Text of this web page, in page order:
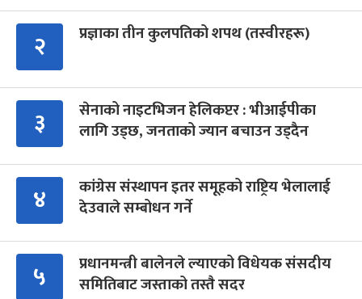
२ प्रज्ञाका तीन कुलपतिको शपथ (तस्वीरहरू)
३
सेनाको नाइटभिजन हेलिकप्टर : भीआईपीका
लागि उड्छ, जनताको ज्यान बचाउन उड्दैन
४
कांग्रेस संस्थापन इतर समूहको राष्ट्रिय भेलालाई
देउवाले सम्बोधन गर्ने
५
प्रधानमन्त्री बालेनले ल्याएको विधेयक संसदीय
समितिबाट जस्ताको तस्तै सदर